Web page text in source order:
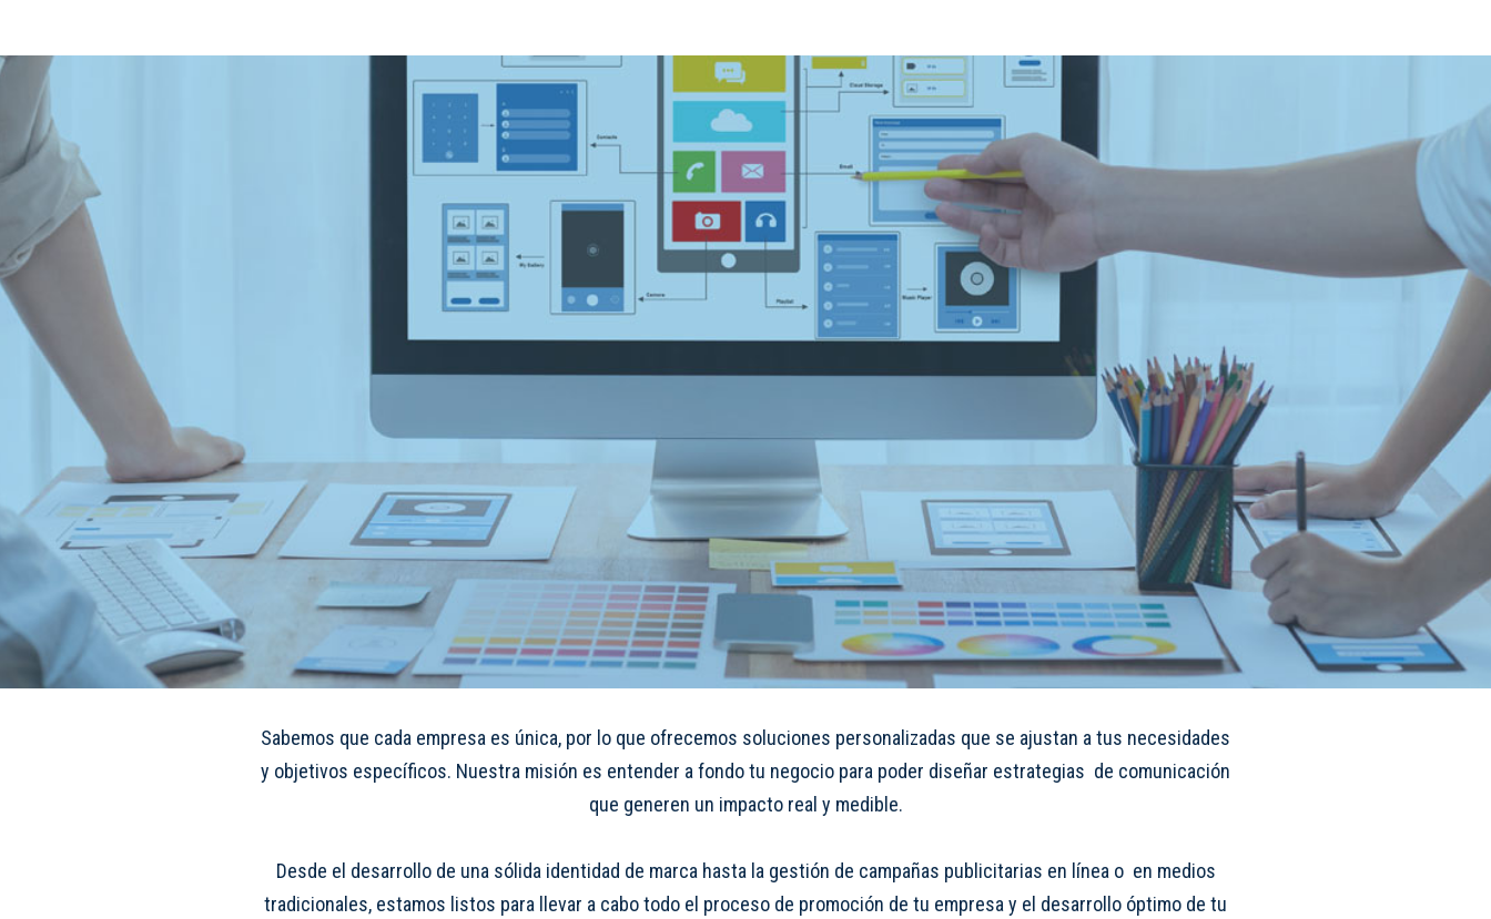
Sabemos que cada empresa es única, por lo que ofrecemos soluciones personalizadas que se ajustan a tus necesidades
y objetivos específicos. Nuestra misión es entender a fondo tu negocio para poder diseñar estrategias de comunicación
que generen un impacto real y medible.
Desde el desarrollo de una sólida identidad de marca hasta la gestión de campañas publicitarias en línea o en medios
tradicionales, estamos listos para llevar a cabo todo el proceso de promoción de tu empresa y el desarrollo óptimo de tu